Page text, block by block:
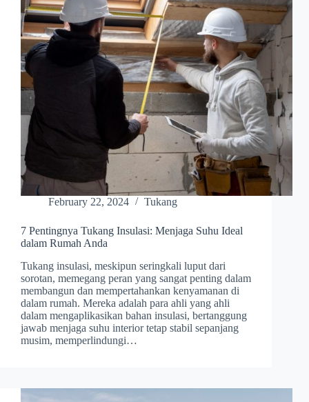
February 22, 2024 Tukang
7 Pentingnya Tukang Insulasi: Menjaga Suhu Ideal
dalam Rumah Anda
Tukang insulasi, meskipun seringkali luput dari
sorotan, memegang peran yang sangat penting dalam
membangun dan mempertahankan kenyamanan di
dalam rumah. Mereka adalah para ahli yang ahli
dalam mengaplikasikan bahan insulasi, bertanggung
jawab menjaga suhu interior tetap stabil sepanjang
musim, memperlindungi…